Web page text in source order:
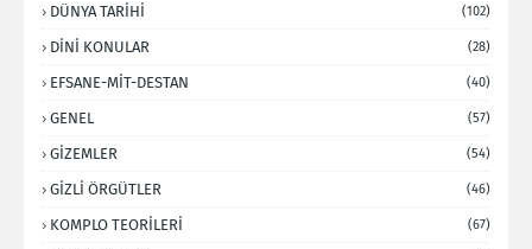
DÜNYA TARİHİ (102)
DİNİ KONULAR (28)
EFSANE-MİT-DESTAN (40)
GENEL (57)
GİZEMLER (54)
GİZLİ ÖRGÜTLER (46)
KOMPLO TEORİLERİ (67)